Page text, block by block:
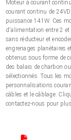
Panier
Norsk (NOK)
Suomi (EUR)
Svenska (SEK)
Moteur à courant
courant continu de
puissance 141W. Ces
d'alimentation entre 2 et
sans réducteur et
engrenages planétaires
obtenus sous forme de
des balais de charbon
sélectionnés. Tous les
personnalisations
câbles et le câblage.
contactez-nous pour